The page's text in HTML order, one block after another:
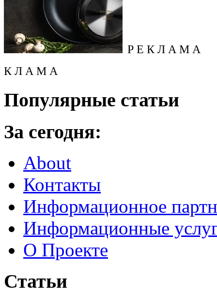
Р Е К Л А М А
К Л А М А
Популярные статьи
За сегодня:
About
Контакты
Информационное
Информационные
О Проекте
Статьи